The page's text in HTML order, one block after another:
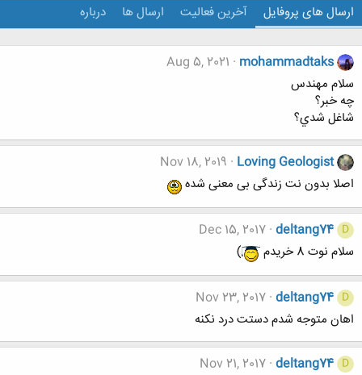
ارسال های پروفایل آخرین فعالیت ارسال ها درباره
mohammadtaks
Aug 5, 2021
سلام مهندس
چه خبر؟
شاغل شدي؟
Loving Geologist
Nov 18, 2019
اصلا بدون نت زندگی بی معنی شده
D
deltang74
Dec 15, 2017
سلام نوت 8 خریدم
)
D
deltang74
Nov 23, 2017
اهان متوجه شدم دستت درد نکنه
D
deltang74
Nov 21, 2017